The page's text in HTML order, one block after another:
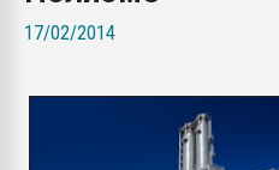
17/02/2014